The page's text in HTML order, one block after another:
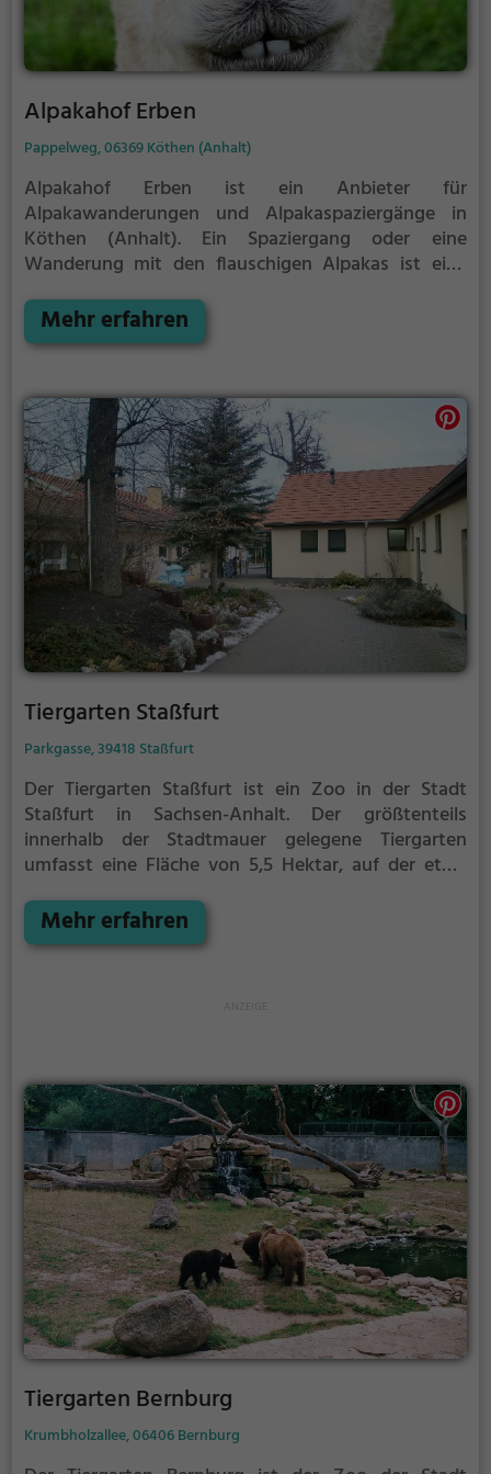
Alpakahof Erben
Pappelweg, 06369 Köthen (Anhalt)
Alpakahof Erben ist ein Anbieter für
Alpakawanderungen und Alpakaspaziergänge in
Köthen (Anhalt). Ein Spaziergang oder eine
Wanderung mit den flauschigen Alpakas ist eine
Ausflug mit der Familie. Die kuscheligen Tiere
strahlen eine unheimliche Ruhe aus und werden
Mehr erfahren
Tiergarten Staßfurt
Parkgasse, 39418 Staßfurt
Der Tiergarten Staßfurt ist ein Zoo in der Stadt
Staßfurt in Sachsen-Anhalt. Der größtenteils
innerhalb der Stadtmauer gelegene Tiergarten
umfasst eine Fläche von 5,5 Hektar, auf der etwa
exotische Tiere wie Affen und eine Schlange wurde
ein beheizbares Gebäude errichtet. Mehrere Gehege
Mehr erfahren
Tiergarten Bernburg
Krumbholzallee, 06406 Bernburg